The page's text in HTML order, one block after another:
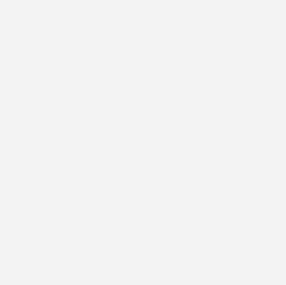
Hersteller ging das Wachstum nur
das Team recherchiert und schreibt
neunte Brennstoffzellenindustrie-
– FCIR) zeigt, dass die Zahl der
hoch war wie im Vorjahr – wobei
Wachstum weiterhin von Hyundai
immer noch für mehr als 60 Prozent
waren, sowie von
in China. Wir schätzen, dass